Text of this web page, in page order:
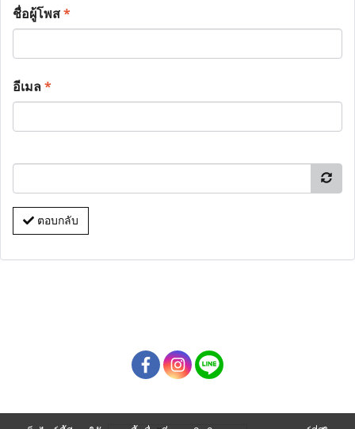
ชื่อผู้โพส*
อีเมล*
ตอบกลับ